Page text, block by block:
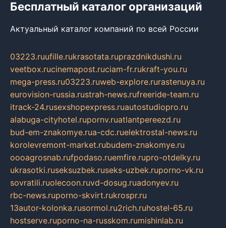
Бесплатный каталог организаций
Актуальный каталог компаний по всей России
03223.ruufille.rukrasotata.ruprazdnikdushi.ru
veetbox.rucinemapost.ruciam-fr.rukraft-you.ru
mega-press.ru03223.ruweb-explore.rurastenuya.ru
eurovision-russia.rustrah-news.rufreeride-team.ru
itrack-24.rusexshopexpress.ruautostudiopro.ru
alabuga-cityhotel.rupornv.ruatlantpereezd.ru
bud-em-znakomye.rua-cdc.ruelektrostal-news.ru
korolevremont-market.rubudem-znakomye.ru
oooagrosnab.rufpodaso.ruemfire.rupro-otdelky.ru
ukrasotki.ruseksuzbek.ruseks-uzbek.ruporno-vk.ru
sovratili.ruolecoon.ruvd-dosug.ruadonyev.ru
rbc-news.ruporno-skvirt.rukrospr.ru
13autor-kolonka.rusormol.ru2rich.ruhostel-65.ru
hostserve.ruporno-na-russkom.rumishinlab.ru